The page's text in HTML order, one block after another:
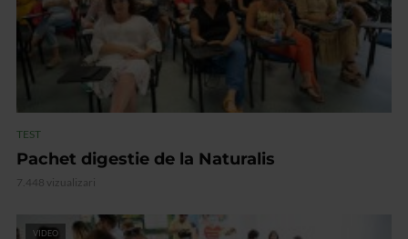
TEST
Pachet digestie de la Naturalis
7.448 vizualizari
VIDEO